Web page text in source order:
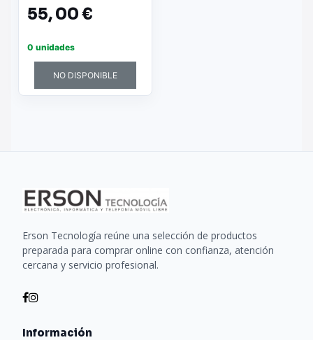
55,00 €
0 unidades
NO DISPONIBLE
Erson Tecnología reúne una selección de productos
preparada para comprar online con confianza, atención
cercana y servicio profesional.
Información